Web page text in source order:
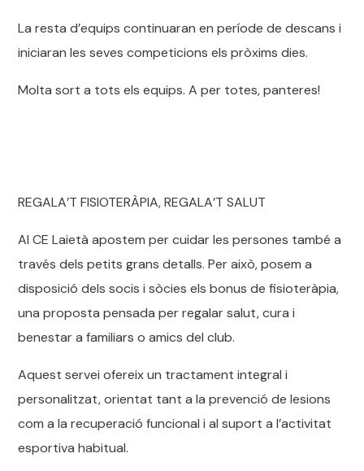
La resta d’equips continuaran en període de descans i
iniciaran les seves competicions els pròxims dies.
Molta sort a tots els equips. A per totes, panteres!
REGALA’T FISIOTERÀPIA, REGALA’T SALUT
Al CE Laietà apostem per cuidar les persones també a
través dels petits grans detalls. Per això, posem a
disposició dels socis i sòcies els bonus de fisioteràpia,
una proposta pensada per regalar salut, cura i
benestar a familiars o amics del club.
Aquest servei ofereix un tractament integral i
personalitzat, orientat tant a la prevenció de lesions
com a la recuperació funcional i al suport a l’activitat
esportiva habitual.